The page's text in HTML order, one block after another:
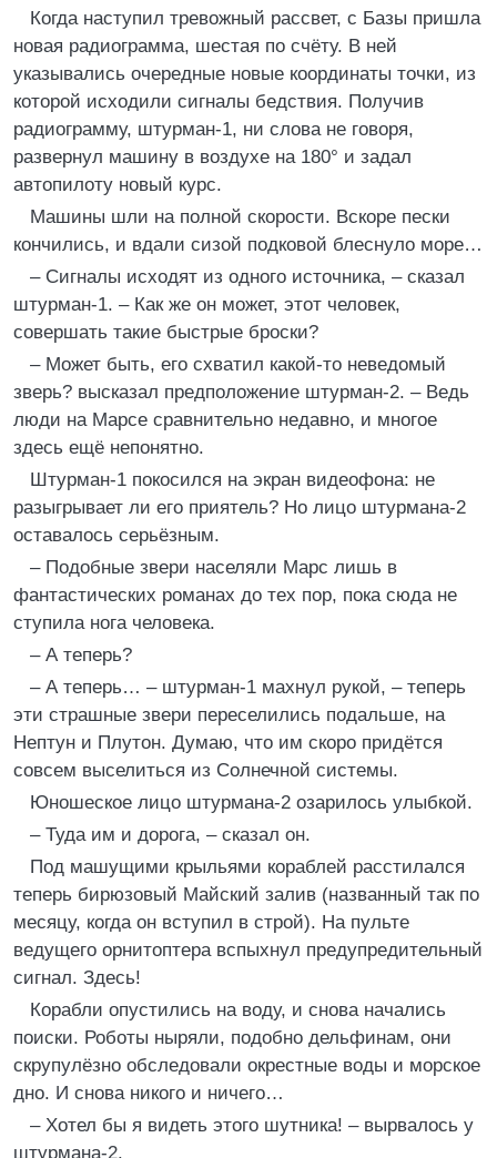
Когда наступил тревожный рассвет, с Базы пришла
новая радиограмма, шестая по счёту. В ней
указывались очередные новые координаты точки, из
которой исходили сигналы бедствия. Получив
радиограмму, штурман-1, ни слова не говоря,
развернул машину в воздухе на 180° и задал
автопилоту новый курс.
Машины шли на полной скорости. Вскоре пески
кончились, и вдали сизой подковой блеснуло море…
– Сигналы исходят из одного источника, – сказал
штурман-1. – Как же он может, этот человек,
совершать такие быстрые броски?
– Может быть, его схватил какой-то неведомый
зверь? высказал предположение штурман-2. – Ведь
люди на Марсе сравнительно недавно, и многое
здесь ещё непонятно.
Штурман-1 покосился на экран видеофона: не
разыгрывает ли его приятель? Но лицо штурмана-2
оставалось серьёзным.
– Подобные звери населяли Марс лишь в
фантастических романах до тех пор, пока сюда не
ступила нога человека.
– А теперь?
– А теперь… – штурман-1 махнул рукой, – теперь
эти страшные звери переселились подальше, на
Нептун и Плутон. Думаю, что им скоро придётся
совсем выселиться из Солнечной системы.
Юношеское лицо штурмана-2 озарилось улыбкой.
– Туда им и дорога, – сказал он.
Под машущими крыльями кораблей расстилался
теперь бирюзовый Майский залив (названный так по
месяцу, когда он вступил в строй). На пульте
ведущего орнитоптера вспыхнул предупредительный
сигнал. Здесь!
Корабли опустились на воду, и снова начались
поиски. Роботы ныряли, подобно дельфинам, они
скрупулёзно обследовали окрестные воды и морское
дно. И снова никого и ничего…
– Хотел бы я видеть этого шутника! – вырвалось у
штурмана-2.